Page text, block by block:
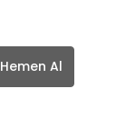
Hemen Al